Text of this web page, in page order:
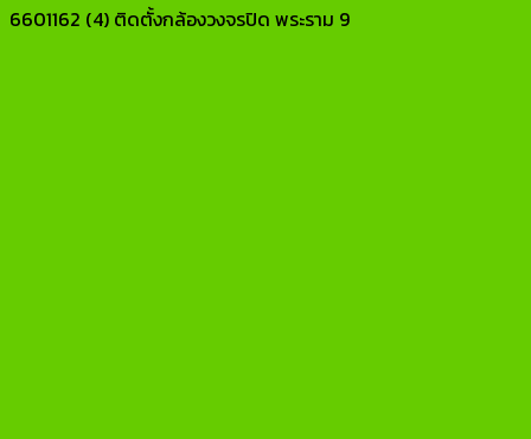
6601162 (4) ติดตั้งกล้องวงจรปิด พระราม 9